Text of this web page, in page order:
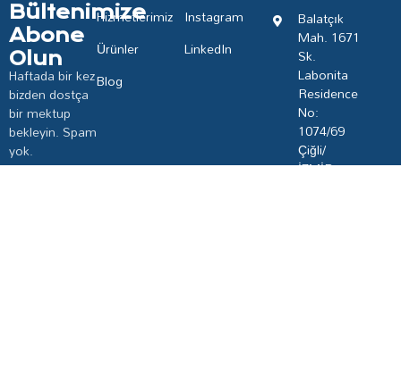
Bültenimize
Abone
Olun
Haftada bir kez
bizden dostça
bir mektup
bekleyin. Spam
yok.
Hizmetlerimiz
Ürünler
Blog
Instagram
LinkedIn
Balatçık
Mah. 1671
Sk.
Labonita
Residence
No:
1074/69
Çiğli/
İZMİR